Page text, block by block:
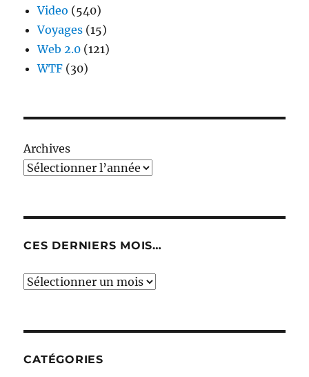
Video (540)
Voyages (15)
Web 2.0 (121)
WTF (30)
Archives
CES DERNIERS MOIS…
Ces
CATÉGORIES